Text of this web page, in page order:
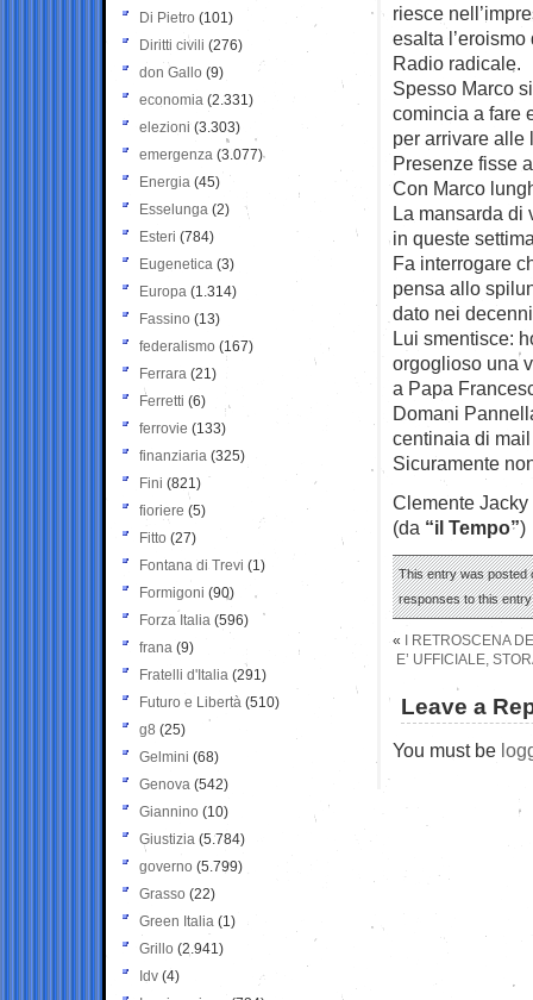
riesce
esalta
Radio radicale.
Spesso Marco
comincia a fare
per arrivare alle
Presenze fisse
Con Marco
La mansarda di
in queste
Fa interrogare
pensa allo
dato nei
Lui smentisce:
orgoglioso una
a Papa
Domani
centinaia di
Sicuramente
Clemente Jacky
(da “il Tempo”)
This entry was posted
responses to this
«
I RETROSCENA
E’ UFFICIALE,
Leave a
You must be
Di Pietro (101)
Diritti civili (276)
don Gallo (9)
economia (2.331)
elezioni (3.303)
emergenza (3.077)
Energia (45)
Esselunga (2)
Esteri (784)
Eugenetica (3)
Europa (1.314)
Fassino (13)
federalismo (167)
Ferrara (21)
Ferretti (6)
ferrovie (133)
finanziaria (325)
Fini (821)
fioriere (5)
Fitto (27)
Fontana di Trevi (1)
Formigoni (90)
Forza Italia (596)
frana (9)
Fratelli d'Italia (291)
Futuro e Libertà (510)
g8 (25)
Gelmini (68)
Genova (542)
Giannino (10)
Giustizia (5.784)
governo (5.799)
Grasso (22)
Green Italia (1)
Grillo (2.941)
Idv (4)